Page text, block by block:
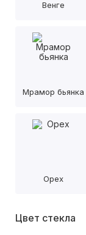
Венге
Мрамор бьянка
Орех
Цвет стекла